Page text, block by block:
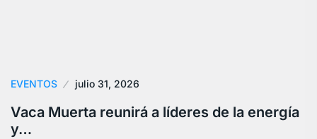
EVENTOS julio 31, 2026
Vaca Muerta reunirá a líderes de la energía
y…